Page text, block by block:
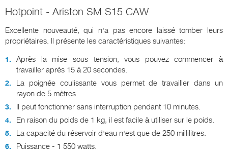
Hotpoint - Ariston SM S15 CAW
Excellente nouveauté, qui n'a pas encore laissé tomber leurs
propriétaires. Il présente les caractéristiques suivantes:
Après la mise sous tension, vous pouvez commencer à
travailler après 15 à 20 secondes.
La poignée coulissante vous permet de travailler dans un
rayon de 5 mètres.
Il peut fonctionner sans interruption pendant 10 minutes.
En raison du poids de 1 kg, il est facile à utiliser sur le poids.
La capacité du réservoir d'eau n'est que de 250 millilitres.
Puissance - 1 550 watts.